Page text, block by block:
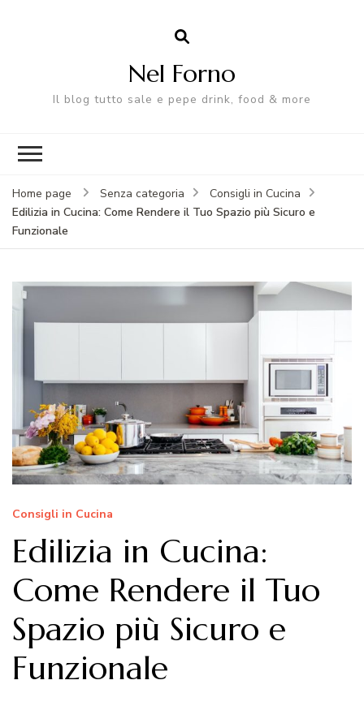
Nel Forno
Il blog tutto sale e pepe drink, food & more
Home page Senza categoria
Consigli in Cucina
Edilizia in Cucina: Come Rendere il Tuo Spazio più Sicuro e
Funzionale
Consigli in Cucina
Edilizia in Cucina:
Come Rendere il Tuo
Spazio più Sicuro e
Funzionale